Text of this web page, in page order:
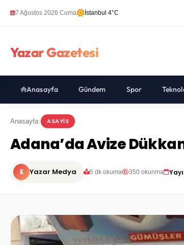
7 Ağustos 2026 Cuma İstanbul 4°C
Yazar Gazetesi
Anasayfa Gündem Spor
Anasayfa ASAYIS
Adana’da Avize
E Yazar Medya 5 dk okuma 350 okunma